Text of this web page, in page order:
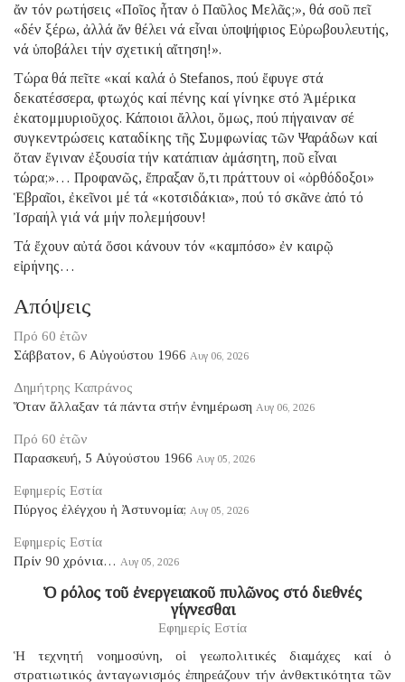
ἄν τόν ρωτήσεις «Ποῖος ἦταν ὁ Παῦλος Μελᾶς;», θά σοῦ πεῖ
«δέν ξέρω, ἀλλά ἄν θέλει νά εἶναι ὑποψήφιος Εὐρωβουλευτής,
νά ὑποβάλει τήν σχετική αἴτηση!».
Τώρα θά πεῖτε «καί καλά ὁ Stefanos, πού ἔφυγε στά
δεκατέσσερα, φτωχός καί πένης καί γίνηκε στό Ἀμέρικα
ἑκατομμυριοῦχος. Κάποιοι ἄλλοι, ὅμως, πού πήγαιναν σέ
συγκεντρώσεις καταδίκης τῆς Συμφωνίας τῶν Ψαράδων καί
ὅταν ἔγιναν ἐξουσία τήν κατάπιαν ἀμάσητη, ποῦ εἶναι
τώρα;»… Προφανῶς, ἔπραξαν ὅ,τι πράττουν οἱ «ὀρθόδοξοι»
Ἑβραῖοι, ἐκεῖνοι μέ τά «κοτσιδάκια», πού τό σκᾶνε ἀπό τό
Ἰσραήλ γιά νά μήν πολεμήσουν!
Τά ἔχουν αὐτά ὅσοι κάνουν τόν «καμπόσο» ἐν καιρῷ
εἰρήνης…
Απόψεις
Πρό 60 ἐτῶν
Σάββατον, 6 Αὐγούστου 1966 Αυγ 06, 2026
Δημήτρης Καπράνος
Ὅταν ἄλλαξαν τά πάντα στήν ἐνημέρωση Αυγ 06, 2026
Πρό 60 ἐτῶν
Παρασκευή, 5 Αὐγούστου 1966 Αυγ 05, 2026
Εφημερίς Εστία
Πύργος ἐλέγχου ἡ Ἀστυνομία; Αυγ 05, 2026
Εφημερίς Εστία
Πρίν 90 χρόνια… Αυγ 05, 2026
Ὁ ρόλος τοῦ ἐνεργειακοῦ πυλῶνος στό διεθνές
γίγνεσθαι
Εφημερίς Εστία
Ἡ τεχνητή νοημοσύνη, οἱ γεωπολιτικές διαμάχες καί ὁ
στρατιωτικός ἀνταγωνισμός ἐπηρεάζουν τήν ἀνθεκτικότητα τῶν